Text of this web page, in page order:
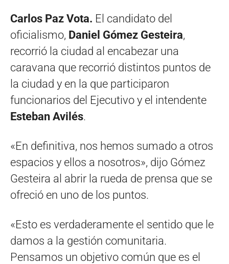
Carlos Paz Vota. El candidato del
oficialismo, Daniel Gómez Gesteira,
recorrió la ciudad al encabezar una
caravana que recorrió distintos puntos de
la ciudad y en la que participaron
funcionarios del Ejecutivo y el intendente
Esteban Avilés.
«En definitiva, nos hemos sumado a otros
espacios y ellos a nosotros», dijo Gómez
Gesteira al abrir la rueda de prensa que se
ofreció en uno de los puntos.
«Esto es verdaderamente el sentido que le
damos a la gestión comunitaria.
Pensamos un objetivo común que es el